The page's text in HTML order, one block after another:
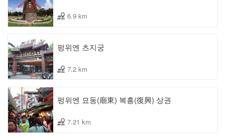
6.9 km
펑위엔 츠지궁
7.2 km
펑위엔 묘동(廟東) 복흥(復興) 상권
7.21 km